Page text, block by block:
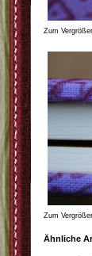
Zum
Zum
Ähnliche